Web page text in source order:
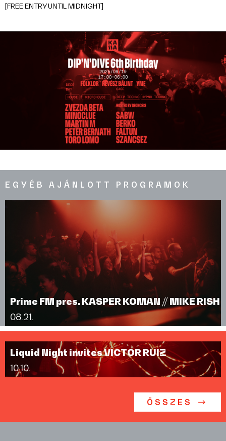
[FREE ENTRY UNTIL MIDNIGHT]
EGYÉB AJÁNLOTT PROGRAMOK
Prime FM pres. KASPER KOMAN // MIKE RISH
08.21.
Liquid Night invites VICTOR RUIZ
10.10.
ÖSSZES